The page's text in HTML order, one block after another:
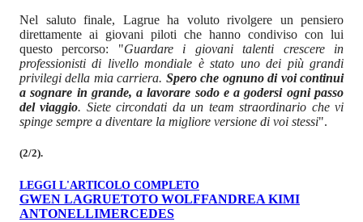
Nel saluto finale, Lagrue ha voluto rivolgere un pensiero
direttamente ai giovani piloti che hanno condiviso con lui
questo percorso: "Guardare i giovani talenti crescere in
professionisti di livello mondiale è stato uno dei più grandi
privilegi della mia carriera. Spero che ognuno di voi continui
a sognare in grande, a lavorare sodo e a godersi ogni passo
del viaggio. Siete circondati da un team straordinario che vi
spinge sempre a diventare la migliore versione di voi stessi".
(2/2).
LEGGI L'ARTICOLO COMPLETO
GWEN LAGRUETOTO WOLFFANDREA KIMI
ANTONELLIMERCEDES